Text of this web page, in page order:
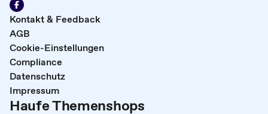
Kontakt & Feedback
AGB
Cookie-Einstellungen
Compliance
Datenschutz
Impressum
Haufe Themenshops